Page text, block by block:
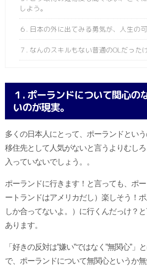
しよう。
６. 日本の外に出てみる勇気が、人生の
７. なんのスキルもない普通のOLだったけ
１. ポーランドについて関心の
いのが現実。
多くの日本人にとって、ポーランドとい
移住先として人気がないと言うよりむし
入っていないでしょう。。
ポーランドに行きます！と言っても、ポ
ートランドはアメリカだし）楽しそう！
しか合ってないよ。）に行くんだっけ？
あります。
「好きの反対は”嫌い”ではなく”無関心”」
で、ポーランドについて無関心というか